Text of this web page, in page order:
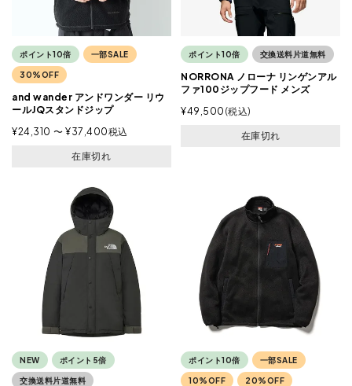
ポイント10倍 一部SALE
30%OFF
and wander アンドワンダー リウ
ールJQスタンドジップ
¥24,310 〜 ¥37,400税込
在庫切れ
ポイント10倍 交換送料片道無料
NORRONA ノローナ リンゲンアル
ファ100ジップフード メンズ
¥49,500 税込
在庫切れ
NEW ポイント5倍
交換送料片道無料
ポイント10倍 一部SALE
10%OFF 20%OFF